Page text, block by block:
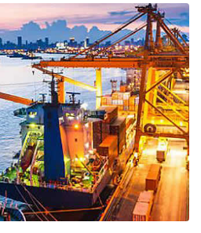
di attrezzature di navigazione e
le imbarcazioni militari.